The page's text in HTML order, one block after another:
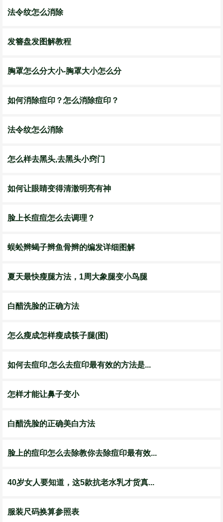
法令纹怎么消除
发簪盘发图解教程
胸罩怎么分大小-胸罩大小怎么分
如何消除痘印？怎么消除痘印？
法令纹怎么消除
怎么样去黑头,去黑头小窍门
如何让眼睛变得清澈明亮有神
脸上长痘痘怎么去调理？
蜈蚣辫蝎子辫鱼骨辫的编发详细图解
夏天最快瘦腿方法，1周大象腿变小鸟腿
白醋洗脸的正确方法
怎么瘦成怎样瘦成筷子腿(图)
如何去痘印,怎么去痘印最有效的方法是...
怎样才能让鼻子变小
白醋洗脸的正确美白方法
脸上的痘印怎么去除教你去除痘印最有效...
40岁女人要知道，这5款抗老水乳才货真...
服装尺码换算参照表